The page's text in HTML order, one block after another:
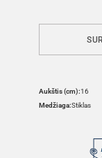
Aukštis (cm):16
Medžiaga:Stiklas